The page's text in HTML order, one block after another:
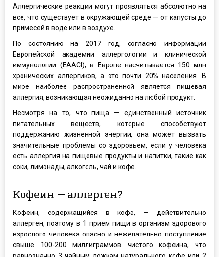
Аллергические реакции могут проявляться абсолютно на
все, что существует в окружающей среде — от капусты до
примесей в воде или в воздухе.
По состоянию на 2017 год, согласно информации
Европейской академии аллергологии и клинической
иммунологии (EAACI), в Европе насчитывается 150 млн
хронических аллергиков, а это почти 20% населения. В
мире наиболее распространенной является пищевая
аллергия, возникающая неожиданно на любой продукт.
Несмотря на то, что пища — единственный источник
питательных веществ, которые способствуют
поддержанию жизненной энергии, она может вызвать
значительные проблемы со здоровьем, если у человека
есть аллергия на пищевые продукты и напитки, такие как
соки, лимонады, алкоголь, чай и кофе.
Кофеин — аллерген?
Кофеин, содержащийся в кофе, — действительно
аллерген, поэтому в 1 прием пищи в организм здорового
взрослого человека опасно и нежелательно поступление
свыше 100-200 миллиграммов чистого кофеина, что